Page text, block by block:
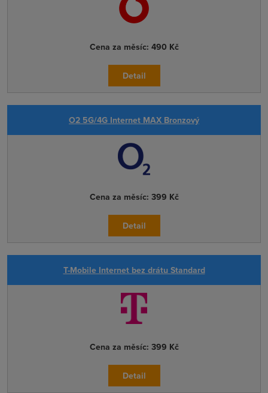
Cena za měsíc: 490 Kč
Detail
O2 5G/4G Internet MAX Bronzový
Cena za měsíc: 399 Kč
Detail
T-Mobile Internet bez drátu Standard
Cena za měsíc: 399 Kč
Detail